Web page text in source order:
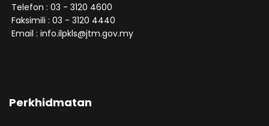
Telefon : 03 - 3120 4600
Faksimili : 03 - 3120 4440
Email : info.ilpkls@jtm.gov.my
Perkhidmatan